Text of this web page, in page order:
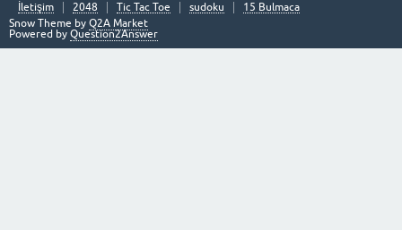
İletişim 2048 Tic Tac Toe sudoku
15 Bulmaca
Snow Theme by Q2A Market
Powered by Question2Answer